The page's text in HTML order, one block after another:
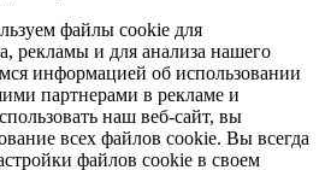
файлы cookie для
рекламы и для анализа нашего
информацией об использовании
партнерами в рекламе и
наш веб-сайт, вы
всех файлов cookie. Вы всегда
файлов cookie в своем